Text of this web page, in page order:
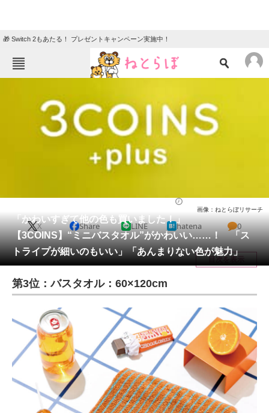
🎁 Switch 2もあたる！ プレゼントキャンペーン実施中！
クイズ
地域
会員記事
メディア
注目記事を集めた総合ページ
ITの今と未来を見通す
スマホと通信の最新トレンド
進化するPCとデバイスの未来
好きが集まる 比べて選べる
ビジネスと働き方のヒント
「かわいすぎて他の色も買いました！」
【3COINS】“ミニバスタオル”がかわいい……！ 「ス
トライプが細いのもいい」「あんまりない色が魅力」
画像：ねとらぼリサーチ
X Share LINE hatena 0
目次を表示
第3位：バスタオル：60×120cm